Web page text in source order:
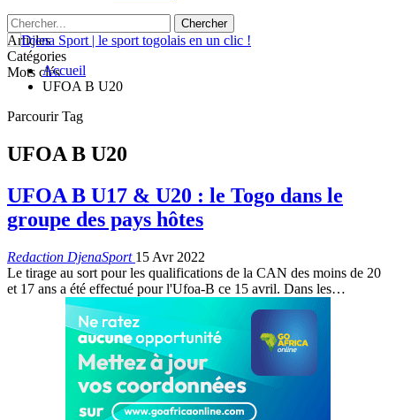
Articles
Catégories
Mots clésAccueil
UFOA B U20
Parcourir Tag
UFOA B U20
UFOA B U17 & U20 : le Togo dans le
groupe des pays hôtes
Redaction DjenaSport 15 Avr 2022
Le tirage au sort pour les qualifications de la CAN des moins de 20
et 17 ans a été effectué pour l'Ufoa-B ce 15 avril. Dans les…